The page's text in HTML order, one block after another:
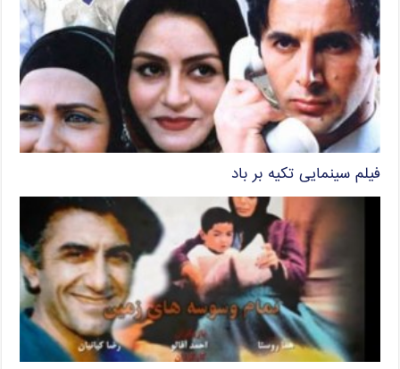
فیلم سینمایی تکیه بر باد